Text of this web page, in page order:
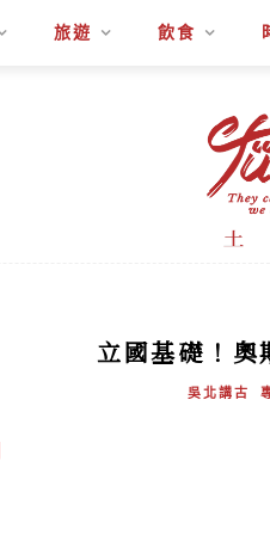
旅遊 飲食
立國基礎！奧
吳北講古